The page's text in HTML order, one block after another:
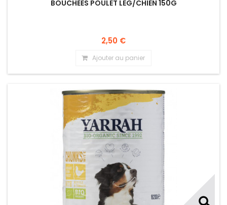
BOUCHEES POULET LEG/CHIEN 150G
2,50 €
Ajouter au panier